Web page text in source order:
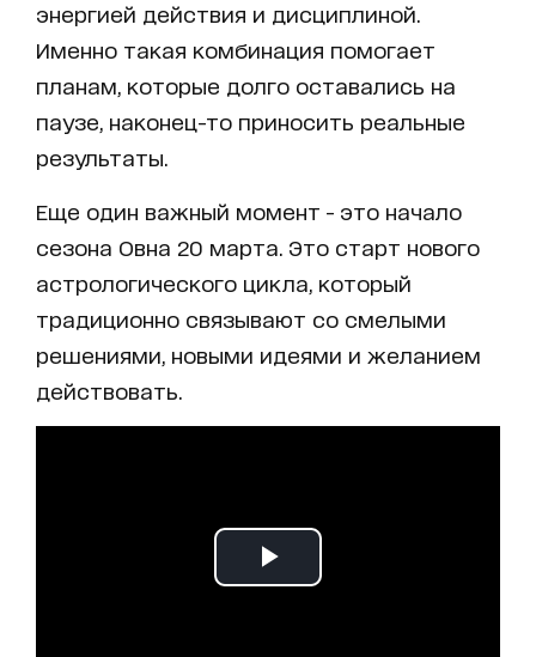
энергией действия и дисциплиной.
Именно такая комбинация помогает
планам, которые долго оставались на
паузе, наконец-то приносить реальные
результаты.
Еще один важный момент - это начало
сезона Овна 20 марта. Это старт нового
астрологического цикла, который
традиционно связывают со смелыми
решениями, новыми идеями и желанием
действовать.